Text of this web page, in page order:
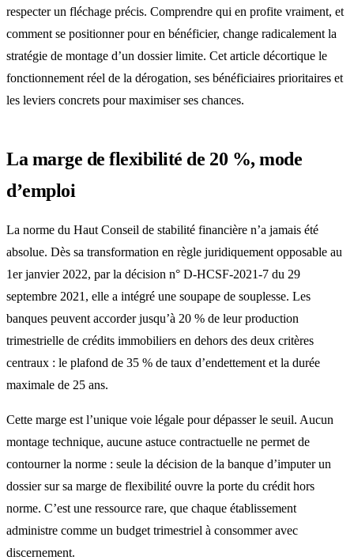
respecter un fléchage précis. Comprendre qui en profite vraiment, et
comment se positionner pour en bénéficier, change radicalement la
stratégie de montage d’un dossier limite. Cet article décortique le
fonctionnement réel de la dérogation, ses bénéficiaires prioritaires et
les leviers concrets pour maximiser ses chances.
La marge de flexibilité de 20 %, mode
d’emploi
La norme du Haut Conseil de stabilité financière n’a jamais été
absolue. Dès sa transformation en règle juridiquement opposable au
1er janvier 2022, par la décision n° D-HCSF-2021-7 du 29
septembre 2021, elle a intégré une soupape de souplesse. Les
banques peuvent accorder jusqu’à 20 % de leur production
trimestrielle de crédits immobiliers en dehors des deux critères
centraux : le plafond de 35 % de taux d’endettement et la durée
maximale de 25 ans.
Cette marge est l’unique voie légale pour dépasser le seuil. Aucun
montage technique, aucune astuce contractuelle ne permet de
contourner la norme : seule la décision de la banque d’imputer un
dossier sur sa marge de flexibilité ouvre la porte du crédit hors
norme. C’est une ressource rare, que chaque établissement
administre comme un budget trimestriel à consommer avec
discernement.